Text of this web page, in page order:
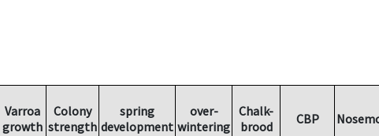
Varroa
growth
Colony
strength
spring
development
over-
wintering
Chalk-
brood
CBP